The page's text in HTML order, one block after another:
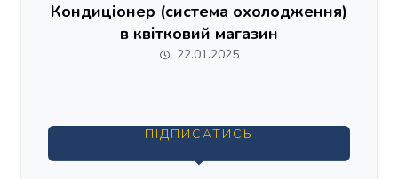
Кондиціонер (система охолодження)
в квітковий магазин
22.01.2025
ПІДПИСАТИСЬ